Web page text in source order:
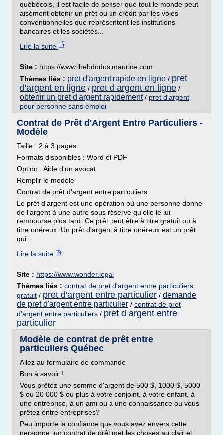
québécois, il est facile de penser que tout le monde peut
aisément obtenir un prêt ou un crédit par les voies
conventionnelles que représentent les institutions
bancaires et les sociétés...
Lire la suite
Site : https://www.lhebdodustmaurice.com
Thèmes liés : pret d'argent rapide en ligne / pret
d'argent en ligne / pret d argent en ligne /
obtenir un pret d'argent rapidement/ pret d'argent
pour personne sans emploi
Contrat de Prêt d'Argent Entre Particuliers -
Modèle
Taille : 2 à 3 pages
Formats disponibles : Word et PDF
Option : Aide d'un avocat
Remplir le modèle
Contrat de prêt d'argent entre particuliers
Le prêt d'argent est une opération où une personne donne
de l'argent à une autre sous réserve qu'elle le lui
rembourse plus tard. Ce prêt peut être à titre gratuit ou à
titre onéreux. Un prêt d'argent à titre onéreux est un prêt
qui...
Lire la suite
Site : https://www.wonder.legal
Thèmes liés : contrat de pret d'argent entre particuliers
gratuit / pret d'argent entre particulier / demande
de pret d'argent entre particulier / contrat de pret
d'argent entre particuliers / pret d argent entre
particulier
Modèle de contrat de prêt entre
particuliers Québec
Allez au formulaire de commande
Bon à savoir !
Vous prêtez une somme d'argent de 500 $, 1000 $, 5000
$ ou 20 000 $ ou plus à votre conjoint, à votre enfant, à
une entreprise, à un ami ou à une connaissance ou vous
prêtez entre entreprises?
Peu importe la confiance que vous avez envers cette
personne, un contrat de prêt met les choses au clair et